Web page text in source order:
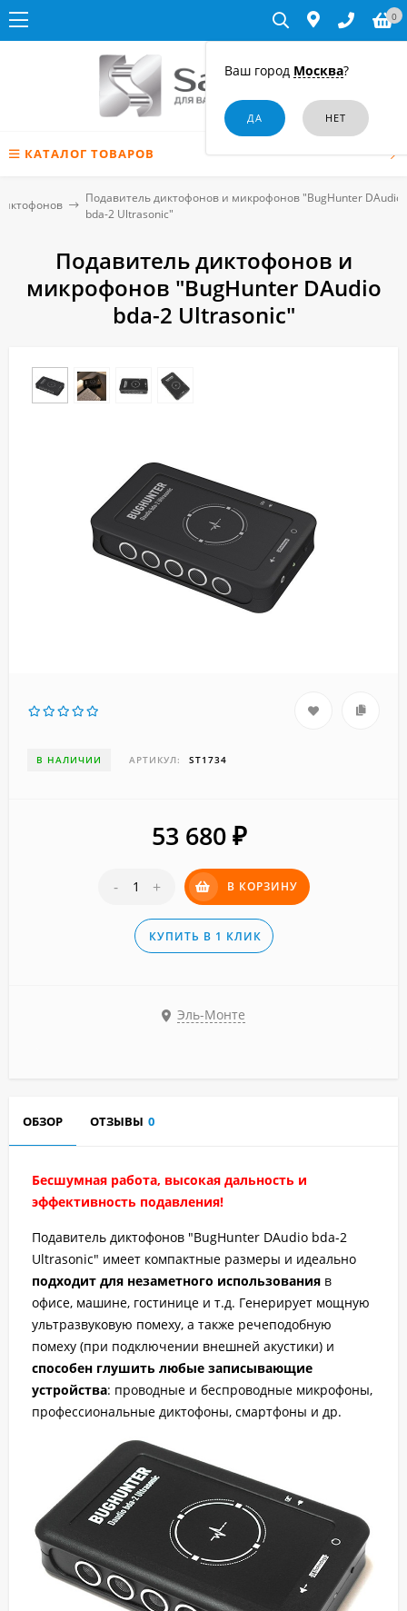
Ваш город Москва?
0
КАТАЛОГ ТОВАРОВ
Подавитель диктофонов и микрофонов "BugHunter DAudio
bda-2 Ultrasonic"
Подавитель диктофонов и
микрофонов "BugHunter DAudio
bda-2 Ultrasonic"
В НАЛИЧИИ АРТИКУЛ: ST1734
53 680 ₽
- + В КОРЗИНУ
КУПИТЬ В 1 КЛИК
Эль-Монте
ОБЗОР ОТЗЫВЫ 0
Бесшумная работа, высокая дальность и
эффективность подавления!
Подавитель диктофонов "BugHunter DAudio bda-2
Ultrasonic" имеет компактные размеры и идеально
подходит для незаметного использования в
офисе, машине, гостинице и т.д. Генерирует мощную
ультразвуковую помеху, а также речеподобную
помеху (при подключении внешней акустики) и
способен глушить любые записывающие
устройства: проводные и беспроводные микрофоны,
профессиональные диктофоны, смартфоны и др.